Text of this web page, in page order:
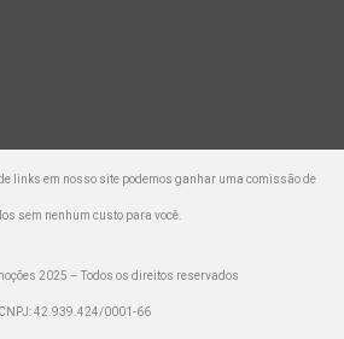
links em nosso site podemos ganhar uma comissão de
sem nenhum custo para você.
2025 – Todos os direitos reservados
CNPJ: 42.939.424/0001-66